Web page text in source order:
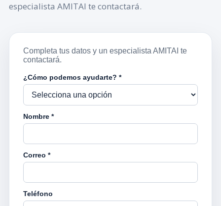
especialista AMITAI te contactará.